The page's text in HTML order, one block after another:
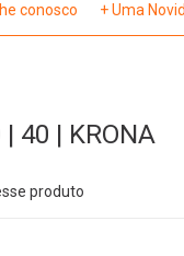
conosco + Uma
| 40 | KRONA
produto